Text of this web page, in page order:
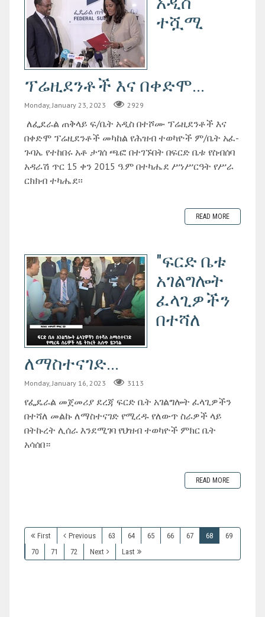
ተሿሚ
ፕሬዚደንቶች እና በቀድሞ...
Monday, January 23, 2023 2929
ለፌደራል ጠቅላይ ፍ/ቤት አዲስ በተሾሙ ፕሬዚደንቶች እና
በቀድሞ ፕሬዚደንቶች መካከል የሕዝብ ተወካዮች ም/ቤት አፈ-
ጉባኤ የተከበሩ አቶ ታገሰ ጫፎ በተገኙበት በፍርድ ቤቱ የስብሰባ
አዳራሽ ጥር 15 ቀን 2015 ዓ.ም በተካሔደ ሥነሥርዓት የሥራ
ርክክብ ተካሔደ፡፡
READ MORE
"ፍርድ ቤቱ
አገልግሎት
ፈላጊዎችን
በተሻለ
ለማስተናገድ...
Monday, January 16, 2023 3113
የፌዴራል መጀመሪያ ደረጃ ፍርድ ቤት አገልግሎት ፈላጊዎችን
በተሻለ መልኩ ለማስተናገድ የሚረዱ የለውጥ ስራዎች ላይ
በትኩረት ሊሰራ እንደሚገባ የህዝብ ተወካዮች ምክር ቤት
አሳሰበ።
READ MORE
First Previous 63 64 65 66 67 68
69
70
71 72 Next Last